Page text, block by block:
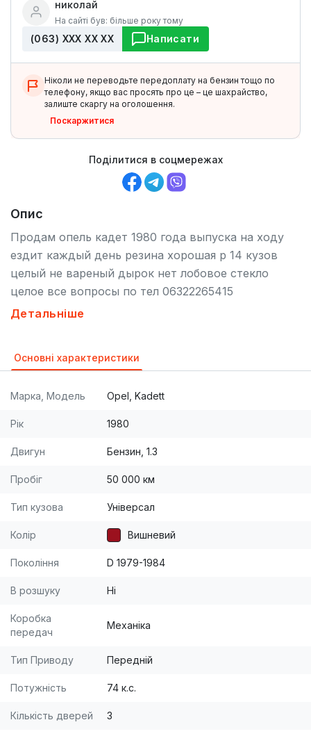
николай
На сайті був: більше року тому
(063) ХХХ ХХ ХХ Написати
Ніколи не переводьте передоплату на бензин тощо по
телефону, якщо вас просять про це – це шахрайство,
залиште скаргу на оголошення.
Поскаржитися
Поділитися в соцмережах
Опис
Продам опель кадет 1980 года выпуска на ходу
ездит каждый день резина хорошая р 14 кузов
целый не вареный дырок нет лобовое стекло
целое все вопросы по тел 06322265415
0663033183.
Детальніше
Основні характеристики
Марка, Модель Opel, Kadett
Рік 1980
Двигун Бензин, 1.3
Пробіг 50 000 км
Тип кузова Універсал
Колір Вишневий
Покоління D 1979-1984
В розшуку Ні
Коробка
передач
Механіка
Тип Приводу Передній
Потужність 74 к.с.
Кількість дверей 3